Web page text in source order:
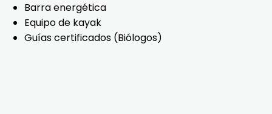
Barra energética
Equipo de kayak
Guías certificados (Biólogos)